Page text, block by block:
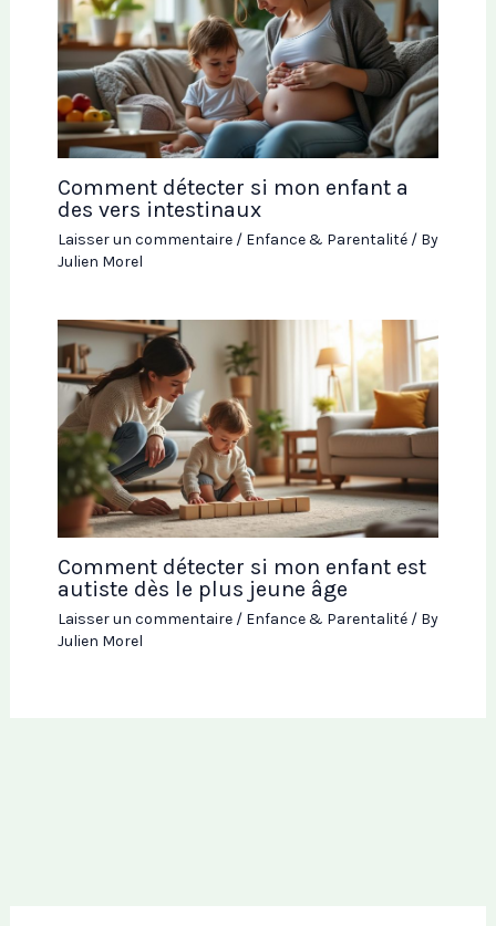
Comment détecter si mon enfant a
des vers intestinaux
Laisser un commentaire / Enfance & Parentalité/ By
Julien Morel
Comment détecter si mon enfant est
autiste dès le plus jeune âge
Laisser un commentaire / Enfance & Parentalité/ By
Julien Morel